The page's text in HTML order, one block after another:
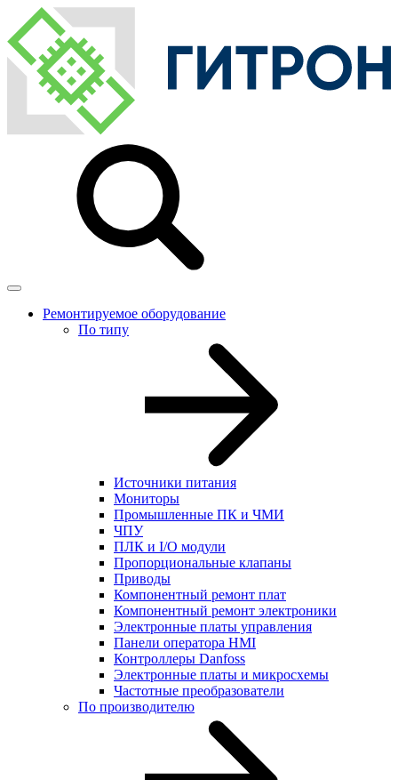
Ремонтируемое оборудование
По типу
Источники питания
Мониторы
Промышленные ПК и ЧМИ
ЧПУ
ПЛК и I/O модули
Пропорциональные клапаны
Приводы
Компонентный ремонт плат
Компонентный ремонт электроники
Электронные платы управления
Панели оператора HMI
Контроллеры Danfoss
Электронные платы и микросхемы
Частотные преобразователи
По производителю